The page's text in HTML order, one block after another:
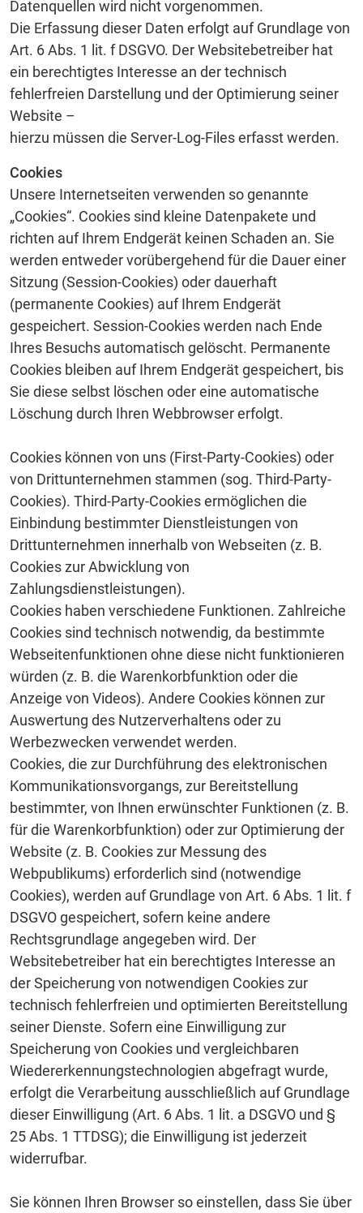
Datenquellen wird nicht vorgenommen.
Die Erfassung dieser Daten erfolgt auf Grundlage von
Art. 6 Abs. 1 lit. f DSGVO. Der Websitebetreiber hat
ein berechtigtes Interesse an der technisch
fehlerfreien Darstellung und der Optimierung seiner
Website –
hierzu müssen die Server-Log-Files erfasst werden.
Cookies
Unsere Internetseiten verwenden so genannte
„Cookies“. Cookies sind kleine Datenpakete und
richten auf Ihrem Endgerät keinen Schaden an. Sie
werden entweder vorübergehend für die Dauer einer
Sitzung (Session-Cookies) oder dauerhaft
(permanente Cookies) auf Ihrem Endgerät
gespeichert. Session-Cookies werden nach Ende
Ihres Besuchs automatisch gelöscht. Permanente
Cookies bleiben auf Ihrem Endgerät gespeichert, bis
Sie diese selbst löschen oder eine automatische
Löschung durch Ihren Webbrowser erfolgt.
Cookies können von uns (First-Party-Cookies) oder
von Drittunternehmen stammen (sog. Third-Party-
Cookies). Third-Party-Cookies ermöglichen die
Einbindung bestimmter Dienstleistungen von
Drittunternehmen innerhalb von Webseiten (z. B.
Cookies zur Abwicklung von
Zahlungsdienstleistungen).
Cookies haben verschiedene Funktionen. Zahlreiche
Cookies sind technisch notwendig, da bestimmte
Webseitenfunktionen ohne diese nicht funktionieren
würden (z. B. die Warenkorbfunktion oder die
Anzeige von Videos). Andere Cookies können zur
Auswertung des Nutzerverhaltens oder zu
Werbezwecken verwendet werden.
Cookies, die zur Durchführung des elektronischen
Kommunikationsvorgangs, zur Bereitstellung
bestimmter, von Ihnen erwünschter Funktionen (z. B.
für die Warenkorbfunktion) oder zur Optimierung der
Website (z. B. Cookies zur Messung des
Webpublikums) erforderlich sind (notwendige
Cookies), werden auf Grundlage von Art. 6 Abs. 1 lit. f
DSGVO gespeichert, sofern keine andere
Rechtsgrundlage angegeben wird. Der
Websitebetreiber hat ein berechtigtes Interesse an
der Speicherung von notwendigen Cookies zur
technisch fehlerfreien und optimierten Bereitstellung
seiner Dienste. Sofern eine Einwilligung zur
Speicherung von Cookies und vergleichbaren
Wiedererkennungstechnologien abgefragt wurde,
erfolgt die Verarbeitung ausschließlich auf Grundlage
dieser Einwilligung (Art. 6 Abs. 1 lit. a DSGVO und §
25 Abs. 1 TTDSG); die Einwilligung ist jederzeit
widerrufbar.
Sie können Ihren Browser so einstellen, dass Sie über